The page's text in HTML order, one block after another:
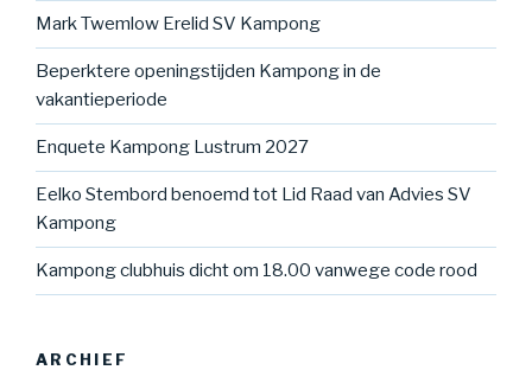
Mark Twemlow Erelid SV Kampong
Beperktere openingstijden Kampong in de
vakantieperiode
Enquete Kampong Lustrum 2027
Eelko Stembord benoemd tot Lid Raad van Advies SV
Kampong
Kampong clubhuis dicht om 18.00 vanwege code rood
ARCHIEF